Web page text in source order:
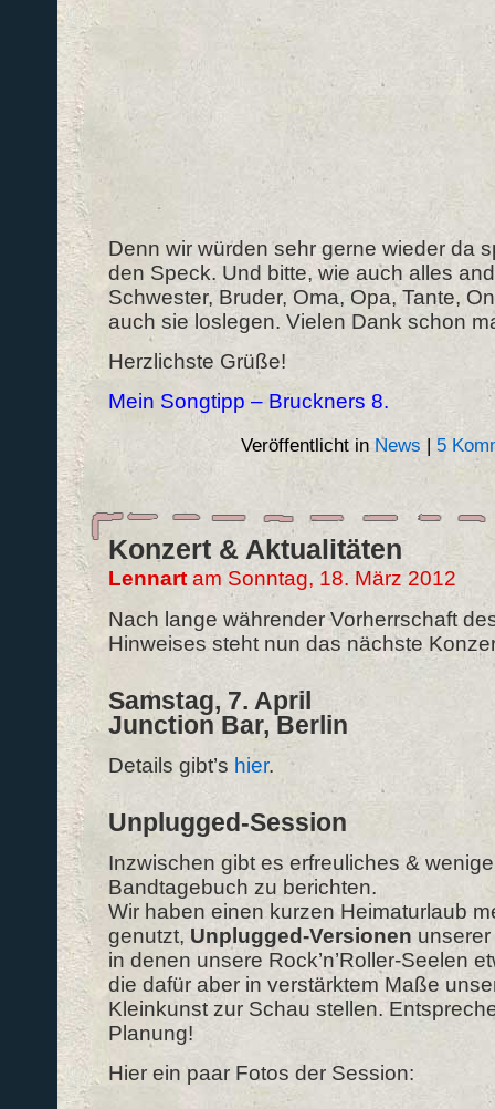
Denn wir würden sehr gerne wieder da
den Speck. Und bitte, wie auch alles
Schwester, Bruder, Oma, Opa, Tante,
auch sie loslegen. Vielen Dank schon
Herzlichste Grüße!
Mein Songtipp – Bruckners 8.
Veröffentlicht inNews | 5
Konzert & Aktualitäten
Lennartam Sonntag, 18. März 2012
Nach lange währender Vorherrschaft
Hinweises steht nun das nächste
Samstag, 7. April
Junction Bar, Berlin
Details gibt’s hier.
Unplugged-Session
Inzwischen gibt es erfreuliches &
Bandtagebuch zu berichten.
Wir haben einen kurzen Heimaturlaub
genutzt, Unplugged-Versionen
in denen unsere Rock’n’Roller-Seelen
die dafür aber in verstärktem Maße
Kleinkunst zur Schau stellen.
Planung!
Hier ein paar Fotos der Session: